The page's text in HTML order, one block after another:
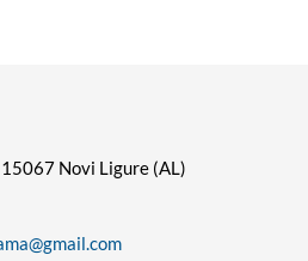
Novi Ligure (AL)